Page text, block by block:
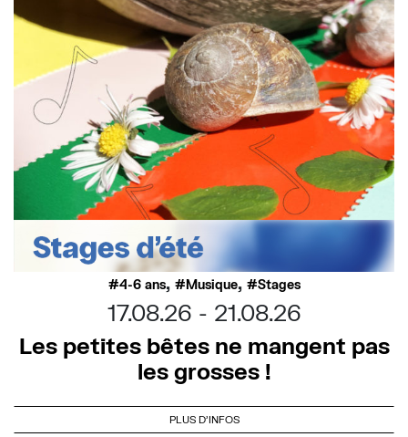
4-6 ans, Musique, Stages
17.08.26
21.08.26
Les petites bêtes ne mangent pas
les grosses !
PLUS D'INFOS